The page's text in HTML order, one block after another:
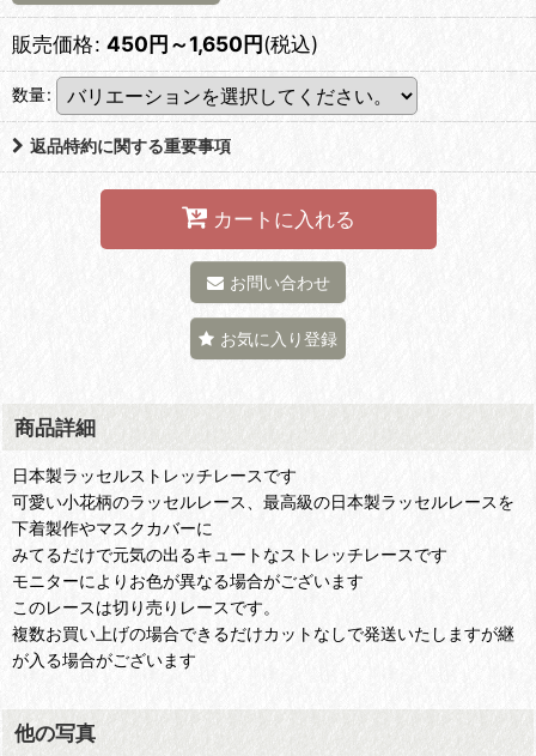
販売価格: 450円～1,650円(税込)
数量:
返品特約に関する重要事項
カートに入れる
お問い合わせ
お気に入り登録
商品詳細
日本製ラッセルストレッチレースです
可愛い小花柄のラッセルレース、最高級の日本製ラッセルレースを
下着製作やマスクカバーに
みてるだけで元気の出るキュートなストレッチレースです
モニターによりお色が異なる場合がございます
このレースは切り売りレースです。
複数お買い上げの場合できるだけカットなしで発送いたしますが継
が入る場合がございます
他の写真